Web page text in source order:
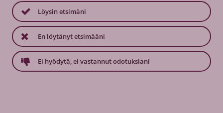
Löysin etsimäni
En löytänyt etsimääni
Ei hyödytä, ei vastannut odotuksiani